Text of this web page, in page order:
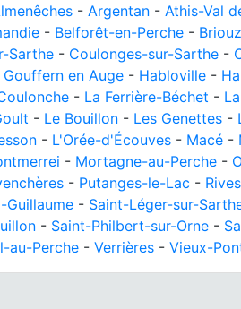
- Argentan - Athis-Val
- Belforêt-en-Perche -
Sarthe - Coulonges-sur-Sarthe -
Gouffern en Auge - Habloville -
- La Ferrière-Béchet -
- Le Bouillon - Les Genettes -
- L'Orée-d'Écouves - Macé -
- Mortagne-au-Perche -
- Putanges-le-Lac -
Guillaume - Saint-Léger-sur-
- Saint-Philbert-sur-Orne -
au-Perche - Verrières - Vieux-